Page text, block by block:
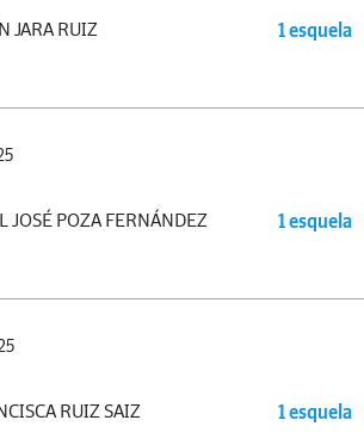
JARA RUIZ 1 esquela
JOSÉ POZA FERNÁNDEZ 1 esquela
RUIZ SAIZ 1 esquela